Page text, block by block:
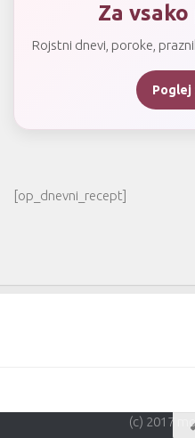
Za
Rojstni dnevi, poroke,
Poglej
[op_dnevni_recept]
(c) 2017